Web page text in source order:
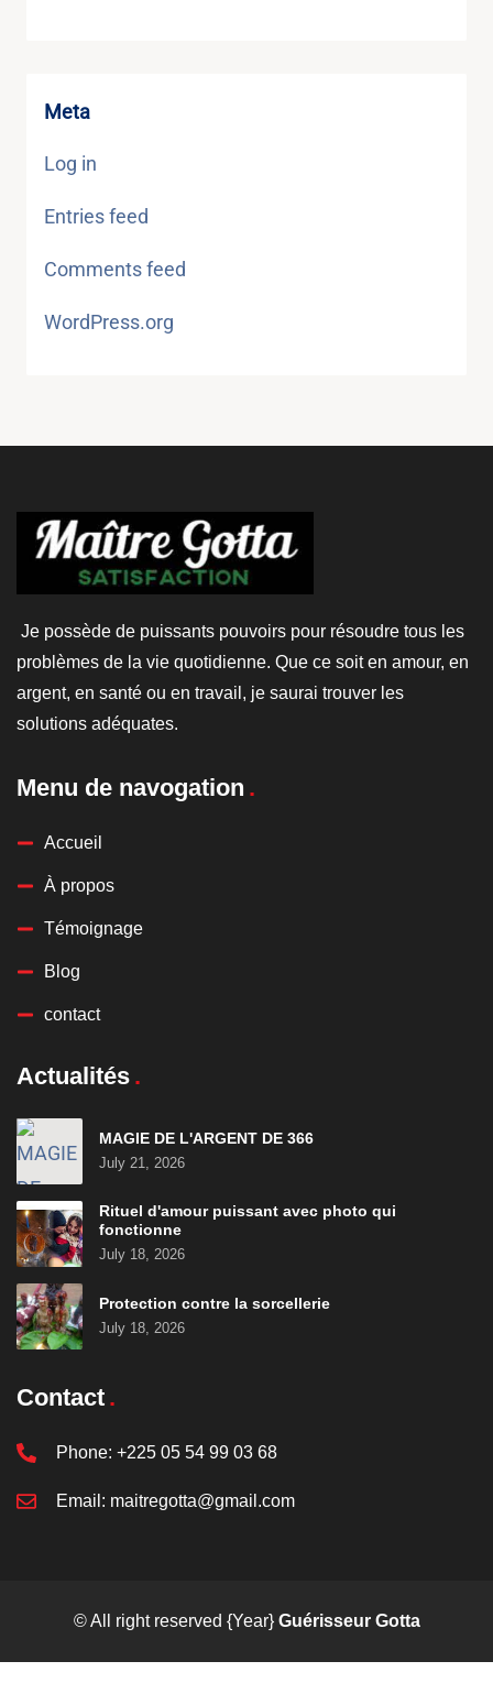
Meta
Log in
Entries feed
Comments feed
WordPress.org
Je possède de puissants pouvoirs pour résoudre tous les
problèmes de la vie quotidienne. Que ce soit en amour, en
argent, en santé ou en travail, je saurai trouver les
solutions adéquates.
Menu de navogation
Accueil
À propos
Témoignage
Blog
contact
Actualités
MAGIE DE L'ARGENT DE 366
July 21, 2026
Rituel d'amour puissant avec photo qui
fonctionne
July 18, 2026
Protection contre la sorcellerie
July 18, 2026
Contact
Phone: +225 05 54 99 03 68
Email: maitregotta@gmail.com
© All right reserved {Year} Guérisseur Gotta